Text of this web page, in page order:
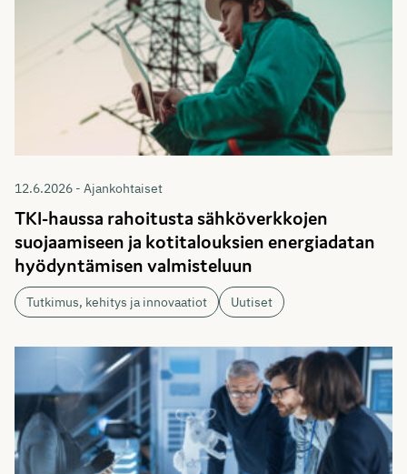
12.6.2026 - Ajankohtaiset
TKI-haussa rahoitusta sähköverkkojen
suojaamiseen ja kotitalouksien energiadatan
hyödyntämisen valmisteluun
Tutkimus, kehitys ja innovaatiot Uutiset